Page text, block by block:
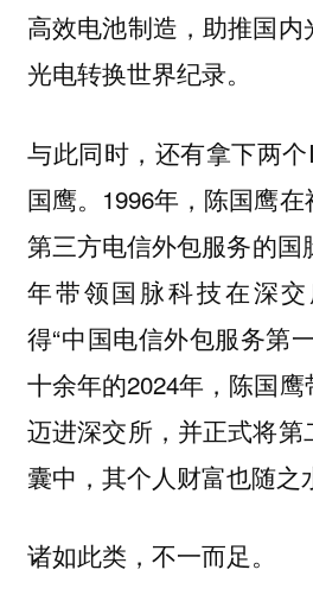
高效电池制造，助推国
光电转换世界纪录。
与此同时，还有拿下两
国鹰。1996年，陈国鹰
第三方电信外包服务的国
年带领国脉科技在深
得“中国电信外包服务第
十余年的2024年，陈国
迈进深交所，并正式将第
囊中，其个人财富也随之
诸如此类，不一而足。